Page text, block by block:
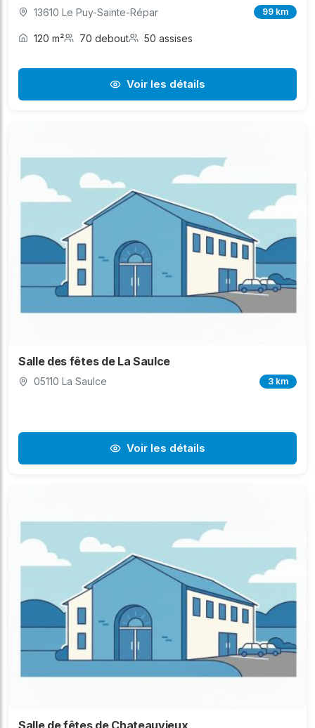
13610 Le Puy-Sainte-Répar 99 km
120 m² 70 debout 50 assises
Voir les détails
Salle des fêtes de La Saulce
05110 La Saulce 3 km
Voir les détails